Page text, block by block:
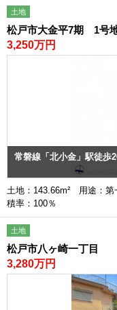
土地
松戸市大金平7期 1号
3,250万円
常磐線「北小金」駅徒歩
土地：143.66m² 用途：
積率：100％
土地
松戸市八ヶ崎一丁目
3,280万円